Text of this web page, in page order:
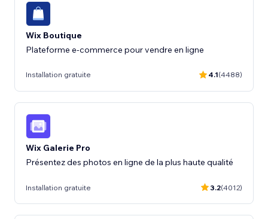
Wix Boutique
Plateforme e-commerce pour vendre en ligne
Installation gratuite 4.1(4488)
Wix Galerie Pro
Présentez des photos en ligne de la plus haute qualité
Installation gratuite 3.2(4012)